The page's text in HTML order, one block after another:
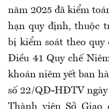
năm 2025 đã kiểm
hạn quy định, thuộc
bị kiểm soát theo
Điều 41 Quy chế
khoán niêm yết ban
số 22/QĐ-HĐTV ngày
Thành viên Sở Giao